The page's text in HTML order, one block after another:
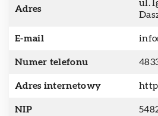
Adres
ul.
E-mail
Numer telefonu
Adres internetowy
NIP